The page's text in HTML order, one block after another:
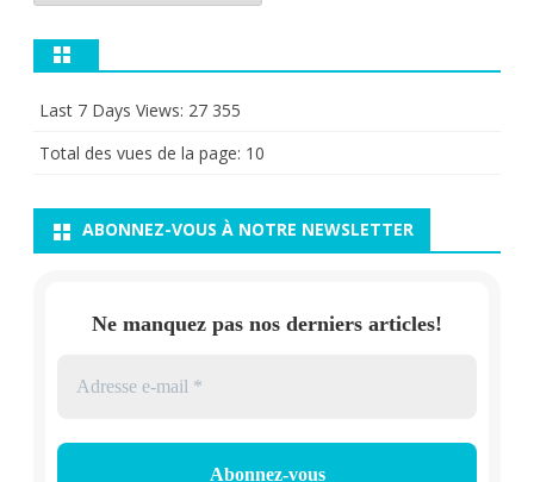
Last 7 Days Views: 27 355
Total des vues de la page: 10
ABONNEZ-VOUS À NOTRE NEWSLETTER
Ne manquez pas nos derniers articles!